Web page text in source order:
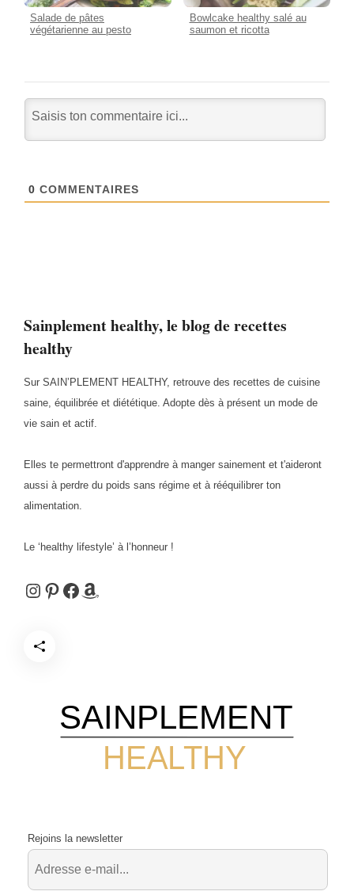
Sainplement healthy, le blog de recettes
healthy
Sur SAIN’PLEMENT HEALTHY, retrouve des recettes de cuisine
saine, équilibrée et diététique. Adopte dès à présent un mode de
vie sain et actif.
Elles te permettront d'apprendre à manger sainement et t'aideront
aussi à perdre du poids sans régime et à rééquilibrer ton
alimentation.
Le ‘healthy lifestyle’ à l’honneur !
Instagram
Pinterest
Facebook
Amazon
Salade de pâtes
végétarienne au pesto
Bowlcake healthy salé au
saumon et ricotta
0 COMMENTAIRES
HEALTHY
SAINPLEMENT
Rejoins la newsletter